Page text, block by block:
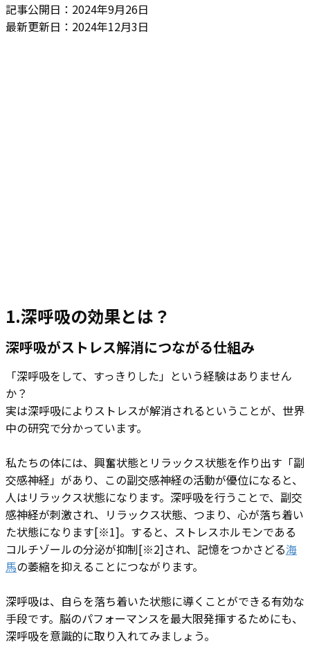
記事公開日：2024年9月26日
最新更新日：2024年12月3日
1.深呼吸の効果とは？
深呼吸がストレス解消につながる仕組み
「深呼吸をして、すっきりした」という経験はありません
か？
実は深呼吸によりストレスが解消されるということが、世界
中の研究で分かっています。
私たちの体には、興奮状態とリラックス状態を作り出す「副
交感神経」があり、この副交感神経の活動が優位になると、
人はリラックス状態になります。深呼吸を行うことで、副交
感神経が刺激され、リラックス状態、つまり、心が落ち着い
た状態になります[※1]。すると、ストレスホルモンである
コルチゾールの分泌が抑制[※2]され、記憶をつかさどる海
馬の萎縮を抑えることにつながります。
深呼吸は、自らを落ち着いた状態に導くことができる有効な
手段です。脳のパフォーマンスを最大限発揮するためにも、
深呼吸を意識的に取り入れてみましょう。